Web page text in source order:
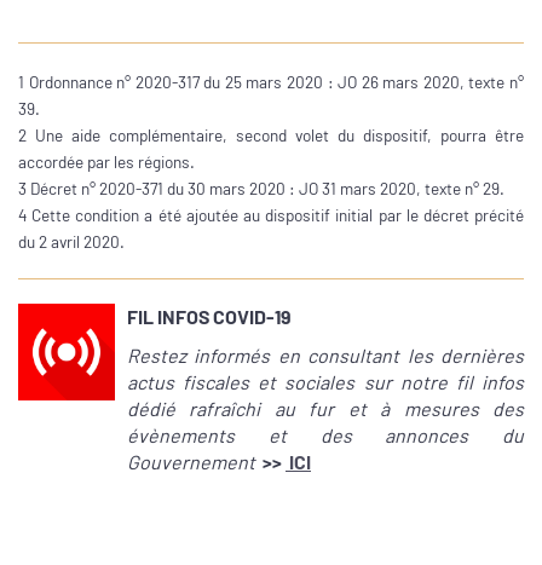
1 Ordonnance n° 2020-317 du 25 mars 2020 : JO 26 mars 2020, texte n°
39.
2 Une aide complémentaire, second volet du dispositif, pourra être
accordée par les régions.
3 Décret n° 2020-371 du 30 mars 2020 : JO 31 mars 2020, texte n° 29.
4 Cette condition a été ajoutée au dispositif initial par le décret précité
du 2 avril 2020.
FIL INFOS COVID-19
Restez informés en consultant les dernières
actus fiscales et sociales sur notre fil infos
dédié rafraîchi au fur et à mesures des
évènements et des annonces du
Gouvernement>> ICI